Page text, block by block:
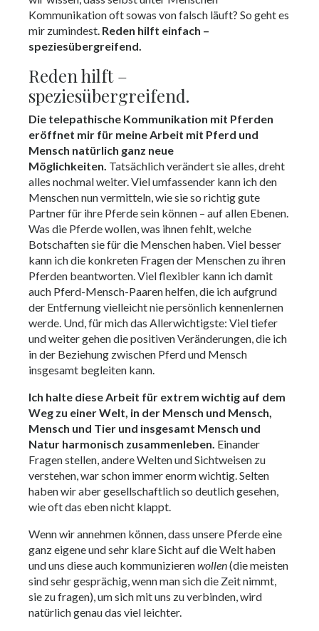
Kommunikation oft sowas von falsch läuft? So geht es
mir zumindest. Reden hilft einfach –
speziesübergreifend.
Reden hilft –
speziesübergreifend.
Die telepathische Kommunikation mit Pferden
eröffnet mir für meine Arbeit mit Pferd und
Mensch natürlich ganz neue
Möglichkeiten. Tatsächlich verändert sie alles, dreht
alles nochmal weiter. Viel umfassender kann ich den
Menschen nun vermitteln, wie sie so richtig gute
Partner für ihre Pferde sein können – auf allen Ebenen.
Was die Pferde wollen, was ihnen fehlt, welche
Botschaften sie für die Menschen haben. Viel besser
kann ich die konkreten Fragen der Menschen zu ihren
Pferden beantworten. Viel flexibler kann ich damit
auch Pferd-Mensch-Paaren helfen, die ich aufgrund
der Entfernung vielleicht nie persönlich kennenlernen
werde. Und, für mich das Allerwichtigste: Viel tiefer
und weiter gehen die positiven Veränderungen, die ich
in der Beziehung zwischen Pferd und Mensch
insgesamt begleiten kann.
Ich halte diese Arbeit für extrem wichtig auf dem
Weg zu einer Welt, in der Mensch und Mensch,
Mensch und Tier und insgesamt Mensch und
Natur harmonisch zusammenleben. Einander
Fragen stellen, andere Welten und Sichtweisen zu
verstehen, war schon immer enorm wichtig. Selten
haben wir aber gesellschaftlich so deutlich gesehen,
wie oft das eben nicht klappt.
Wenn wir annehmen können, dass unsere Pferde eine
ganz eigene und sehr klare Sicht auf die Welt haben
und uns diese auch kommunizierenwollen(die meisten
sind sehr gesprächig, wenn man sich die Zeit nimmt,
sie zu fragen), um sich mit uns zu verbinden, wird
natürlich genau das viel leichter.